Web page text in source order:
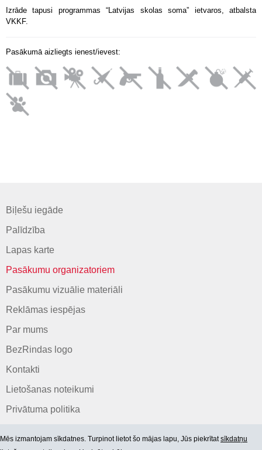
Izrāde tapusi programmas “Latvijas skolas soma” ietvaros, atbalsta
VKKF.
Pasākumā aizliegts ienest/ievest:
Biļešu iegāde
Palīdzība
Lapas karte
Pasākumu organizatoriem
Pasākumu vizuālie materiāli
Reklāmas iespējas
Par mums
BezRindas logo
Kontakti
Lietošanas noteikumi
Privātuma politika
Mēs izmantojam sīkdatnes. Turpinot lietot šo mājas lapu, Jūs piekrītatsīkdatņu